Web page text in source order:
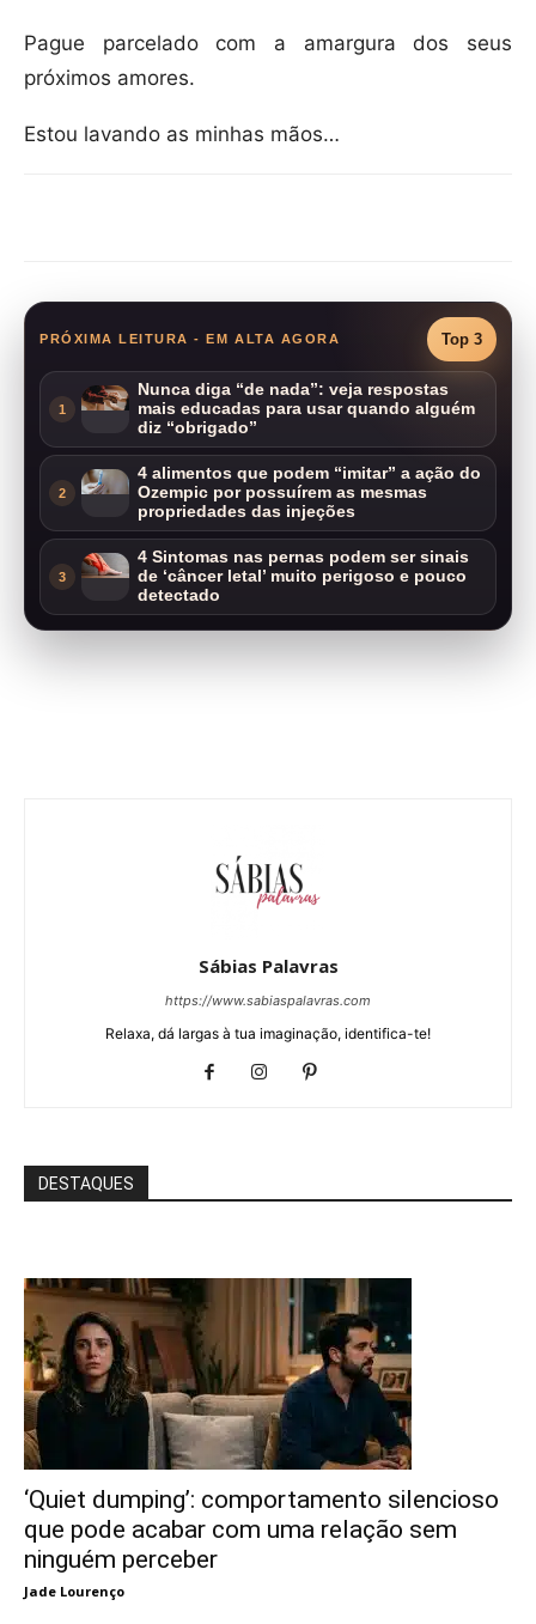
Pague parcelado com a amargura dos seus
próximos amores.
Estou lavando as minhas mãos…
PRÓXIMA LEITURA - EM ALTA AGORA Top 3
1
Nunca diga “de nada”: veja respostas
mais educadas para usar quando alguém
diz “obrigado”
2
4 alimentos que podem “imitar” a ação do
Ozempic por possuírem as mesmas
propriedades das injeções
3
4 Sintomas nas pernas podem ser sinais
de ‘câncer letal’ muito perigoso e pouco
detectado
Sábias Palavras
https://www.sabiaspalavras.com
Relaxa, dá largas à tua imaginação, identifica-te!
DESTAQUES
‘Quiet dumping’: comportamento silencioso
que pode acabar com uma relação sem
ninguém perceber
Jade Lourenço